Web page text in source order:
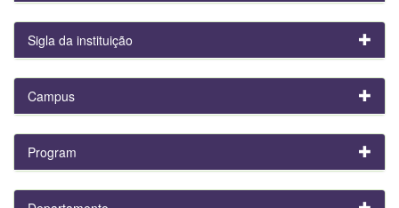
Sigla da instituição
Campus
Program